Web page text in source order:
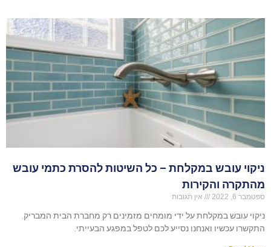
ניקוי עובש במקלחת – כל השיטות להסרת כתמי עובש
מהתקרה והקירות
ספטמבר 6, 2022 אין תגובות
ניקוי עובש במקלחת על ידי מומחים מזמינים רק מחברת הבית המבריק.
התקשרו עכשיו ואנחנו נסייע לכם לטפל במפגע הבעייתי.